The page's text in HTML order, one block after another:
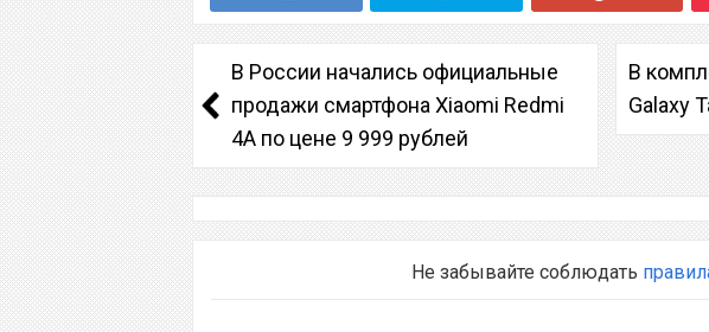
В России начались официальные
продажи смартфона Xiaomi Redmi
4A по цене 9 999 рублей
В
Galaxy
Не забывайте соблюдать